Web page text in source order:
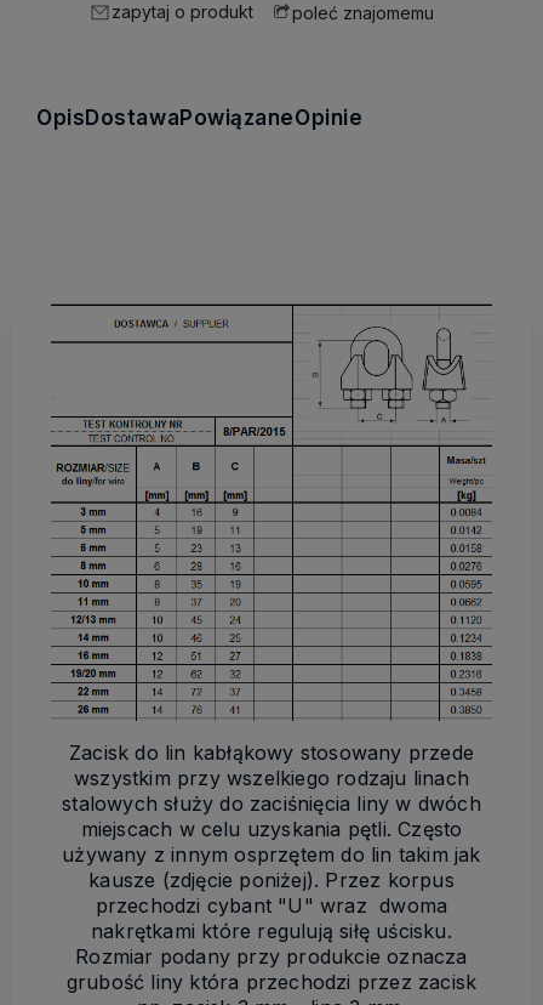
zapytaj o produkt poleć znajomemu
Opis Dostawa PowiązaneOpinie
Zacisk do lin kabłąkowy stosowany przede
wszystkim przy wszelkiego rodzaju linach
stalowych służy do zaciśnięcia liny w dwóch
miejscach w celu uzyskania pętli. Często
używany z innym osprzętem do lin takim jak
kausze (zdjęcie poniżej). Przez korpus
przechodzi cybant "U" wraz dwoma
nakrętkami które regulują siłę uścisku.
Rozmiar podany przy produkcie oznacza
grubość liny która przechodzi przez zacisk